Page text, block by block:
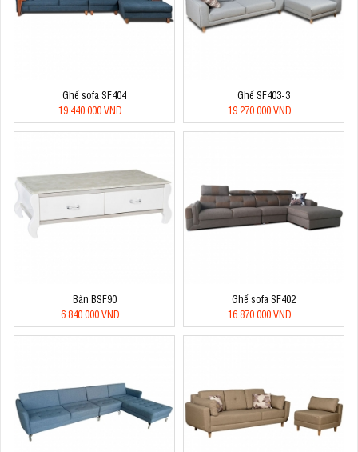
Ghế sofa SF404
19.440.000 VNĐ
Ghế SF403-3
19.270.000 VNĐ
Bàn BSF90
6.840.000 VNĐ
Ghế sofa SF402
16.870.000 VNĐ